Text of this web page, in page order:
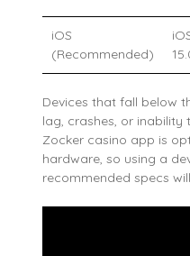
iOS
(Recommended)
Devices that fall below
lag, crashes, or inability
Zocker casino app is
hardware, so using a
recommended specs